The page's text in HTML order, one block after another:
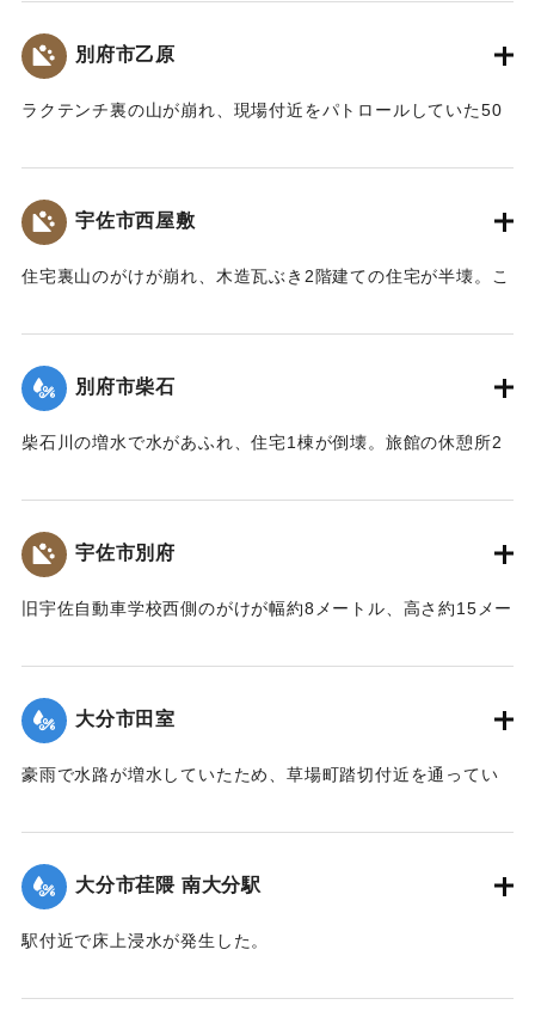
｜固有コード: 00857014
別府市乙原
ラクテンチ裏の山が崩れ、現場付近をパトロールしていた50
が、全身を打ち1週間のけがを負った。
【出典：大分合同新聞 1976年9月11日朝刊11面】
｜固有コード: 00857015
宇佐市西屋敷
住宅裏山のがけが崩れ、木造瓦ぶき2階建ての住宅が半壊。こ
た。
【出典：大分合同新聞 1976年9月11日朝刊11面】
｜固有コード:00857016
別府市柴石
柴石川の増水で水があふれ、住宅1棟が倒壊。旅館の休憩所2
た。
【出典：大分合同新聞 1976年9月11日夕刊7面】
｜固有コード:00857017
宇佐市別府
旧宇佐自動車学校西側のがけが幅約8メートル、高さ約15メー
難しようと登っていた6人のうち60代の女性が土砂とともに崖
下に落ち、生き埋めになり、翌日の朝に遺体で発見された。6
人は近くの不動さまに泊まり込みでお参りをしようと向かっ
大分市田室
豪雨で水路が増水していたため、草場町踏切付近を通ってい
したところ、11日午前0時過ぎに田室公園近くの水路で遺体で
発見された。
【出典：大分合同新聞 1976年9月11日朝刊11面】
大分市荏隈 南大分駅
駅付近で床上浸水が発生した。